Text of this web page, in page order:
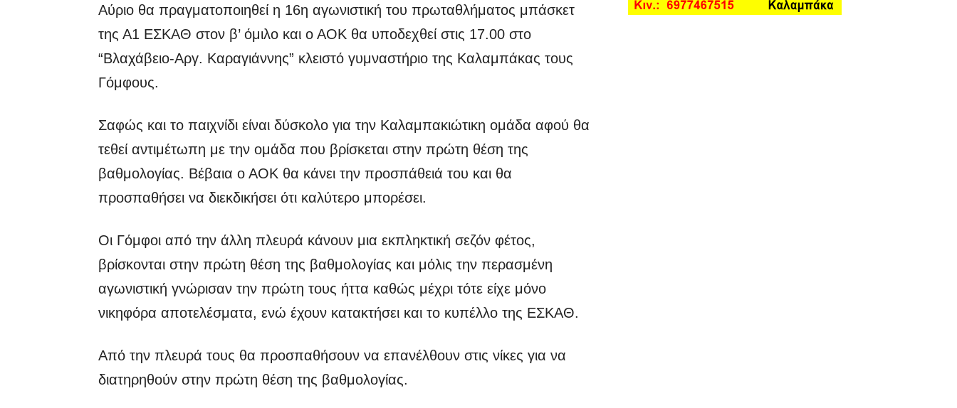
Αύριο θα πραγματοποιηθεί η 16η αγωνιστική του πρωταθλήματος μπάσκετ
της Α1 ΕΣΚΑΘ στον β’ όμιλο και ο ΑΟΚ θα υποδεχθεί στις 17.00 στο
“Βλαχάβειο-Αργ. Καραγιάννης” κλειστό γυμναστήριο της Καλαμπάκας τους
Γόμφους.
Σαφώς και το παιχνίδι είναι δύσκολο για την Καλαμπακιώτικη ομάδα αφού θα
τεθεί αντιμέτωπη με την ομάδα που βρίσκεται στην πρώτη θέση της
βαθμολογίας. Βέβαια ο ΑΟΚ θα κάνει την προσπάθειά του και θα
προσπαθήσει να διεκδικήσει ότι καλύτερο μπορέσει.
Οι Γόμφοι από την άλλη πλευρά κάνουν μια εκπληκτική σεζόν φέτος,
βρίσκονται στην πρώτη θέση της βαθμολογίας και μόλις την περασμένη
αγωνιστική γνώρισαν την πρώτη τους ήττα καθώς μέχρι τότε είχε μόνο
νικηφόρα αποτελέσματα, ενώ έχουν κατακτήσει και το κυπέλλο της ΕΣΚΑΘ.
Από την πλευρά τους θα προσπαθήσουν να επανέλθουν στις νίκες για να
διατηρηθούν στην πρώτη θέση της βαθμολογίας.